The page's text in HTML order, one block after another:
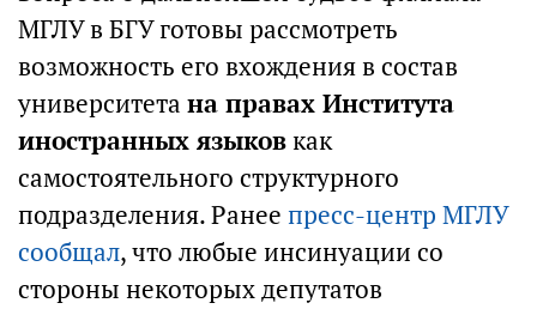
МГЛУ в БГУ готовы рассмотреть
возможность его вхождения в состав
университета на правах Института
иностранных языковкак
самостоятельного структурного
подразделения. Ранее пресс-центр МГЛУ
сообщал, что любые инсинуации со
стороны некоторых депутатов